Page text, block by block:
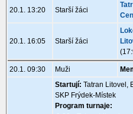
20.1. 13:20 Starší žáci
20.1. 16:05 Starší žáci
20.1. 09:30 Muži
Startují: Tatran Litovel,
SKP Frýdek-Místek
Program turnaje: